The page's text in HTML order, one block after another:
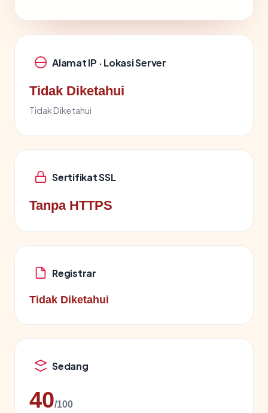
Alamat IP · Lokasi Server
Tidak Diketahui
Tidak Diketahui
Sertifikat SSL
Tanpa HTTPS
Registrar
Tidak Diketahui
Sedang
40/100